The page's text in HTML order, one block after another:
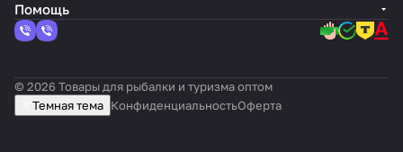
Помощь
© 2026 Товары для рыбалки и туризма оптом
Темная тема КонфиденциальностьОферта